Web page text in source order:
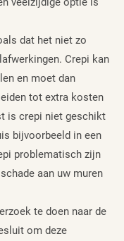
dat het niet zo
Crepi kan
en moet dan
tot extra kosten
is crepi niet geschikt
bijvoorbeeld in een
problematisch zijn
aan uw muren
te doen naar de
om deze